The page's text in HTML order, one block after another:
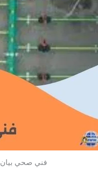
فني صحي بيان